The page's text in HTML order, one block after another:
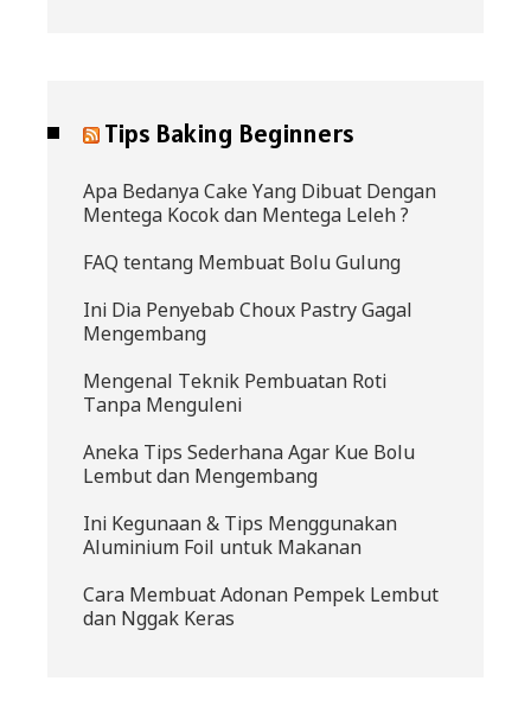
Tips Baking Beginners
Apa Bedanya Cake Yang Dibuat Dengan
Mentega Kocok dan Mentega Leleh ?
FAQ tentang Membuat Bolu Gulung
Ini Dia Penyebab Choux Pastry Gagal
Mengembang
Mengenal Teknik Pembuatan Roti
Tanpa Menguleni
Aneka Tips Sederhana Agar Kue Bolu
Lembut dan Mengembang
Ini Kegunaan & Tips Menggunakan
Aluminium Foil untuk Makanan
Cara Membuat Adonan Pempek Lembut
dan Nggak Keras